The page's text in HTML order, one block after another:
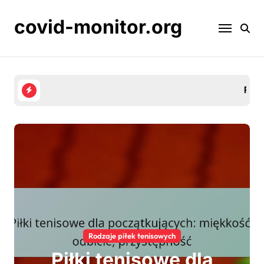
contentcovid-monitor.org
Piłki tenisowe dla początkujących: miękkość,
Rodzaje piłek tenisowych